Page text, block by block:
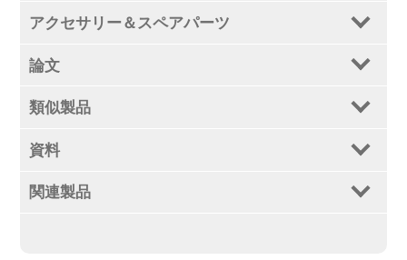
アクセサリー＆スペアパーツ
論文
類似製品
資料
関連製品